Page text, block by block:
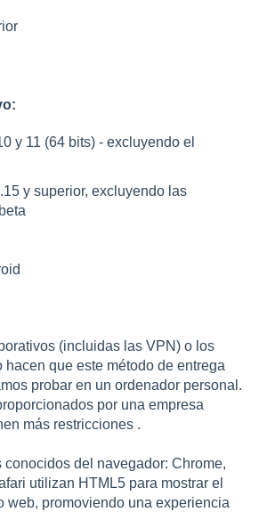
y 11 (64 bits) - excluyendo el
y superior, excluyendo las
(incluidas las VPN) o los
hacen que este método de entrega
probar en un ordenador personal.
por una empresa
más restricciones .
conocidos del navegador: Chrome,
utilizan HTML5 para mostrar el
web, promoviendo una experiencia